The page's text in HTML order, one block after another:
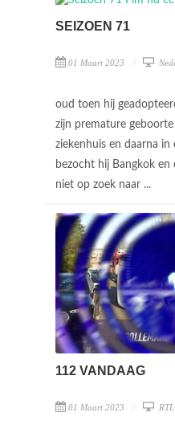
SEIZOEN 71
01 Maart 2023
oud toen hij
zijn premature
ziekenhuis en daarna
bezocht hij Bangkok
niet op zoek naar ...
112 VANDAAG
01 Maart 2023